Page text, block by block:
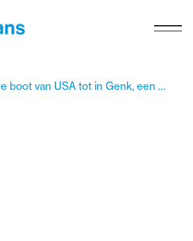
Met de boot van USA tot in Genk, een volgende stap naar duurzame logistiek